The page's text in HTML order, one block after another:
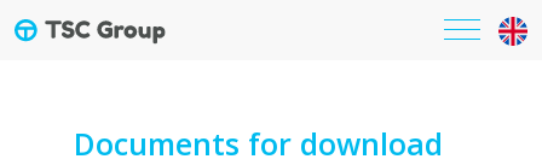
Documents for download